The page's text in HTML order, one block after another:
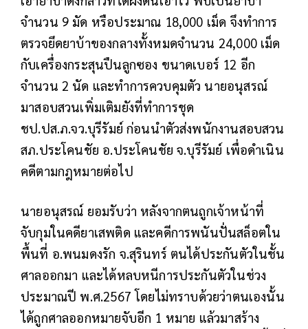
จำนวน 9 มัด หรือประมาณ 18,000 เม็ด จึงทำการ
ตรวจยึดยาบ้าของกลางทั้งหมดจำนวน 24,000 เม็ด
กับเครื่องกระสุนปืนลูกซอง ขนาดเบอร์ 12 อีก
จำนวน 2 นัด และทำการควบคุมตัว นายอนุสรณ์
มาสอบสวนเพิ่มเติมยังที่ทำการชุด
ชป.ปส.ภ.จว.บุรีรัมย์ ก่อนนำตัวส่งพนักงานสอบสวน
สภ.ประโคนชัย อ.ประโคนชัย จ.บุรีรัมย์ เพื่อดำเนิน
คดีตามกฎหมายต่อไป
นายอนุสรณ์ ยอมรับว่า หลังจากตนถูกเจ้าหน้าที่
จับกุมในคดียาเสพติด และคดีการพนันปั่นสล็อตใน
พื้นที่ อ.พนมดงรัก จ.สุรินทร์ ตนได้ประกันตัวในชั้น
ศาลออกมา และได้หลบหนีการประกันตัวในช่วง
ประมาณปี พ.ศ.2567 โดยไม่ทราบด้วยว่าตนเองนั้น
ได้ถูกศาลออกหมายจับอีก 1 หมาย แล้วมาสร้าง